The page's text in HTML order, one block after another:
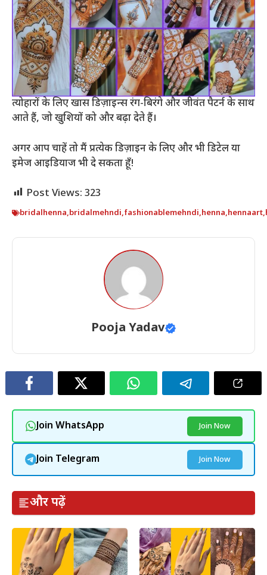
त्योहारों के लिए खास डिज़ाइन्स रंग-बिरंगे और जीवंत पैटर्न के साथ
आते हैं, जो खुशियों को और बढ़ा देते हैं।
अगर आप चाहें तो मैं प्रत्येक डिज़ाइन के लिए और भी डिटेल या
इमेज आइडियाज भी दे सकता हूँ!
Post Views: 323
bridalhenna,bridalmehndi,fashionablemehndi,henna,hennaart,
Pooja Yadav
Join WhatsApp Join Now
Join Telegram Join Now
और पढ़ें